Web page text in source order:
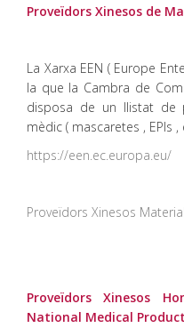
Proveïdors Xinesos de
La Xarxa EEN ( Europe
la que la Cambra de
disposa de un llistat de
mèdic ( mascaretes , EPIs
https://een.ec.europa.eu/
Proveïdors Xinesos
Proveïdors Xinesos
National Medical